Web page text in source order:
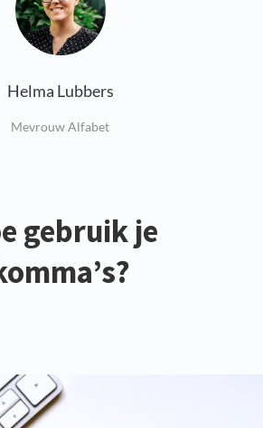
Helma Lubbers
Mevrouw Alfabet
gebruik je